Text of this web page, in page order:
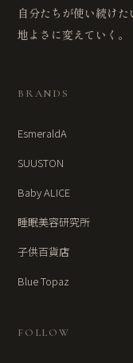
自分たちが使い続け
地よさに変えていく。
BRANDS
EsmeraldA
SUUSTON
Baby ALICE
睡眠美容研究所
子供百貨店
Blue Topaz
FOLLOW